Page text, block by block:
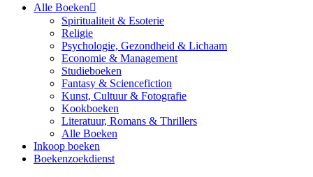
Alle Boeken
Spiritualiteit & Esoterie
Religie
Psychologie, Gezondheid & Lichaam
Economie & Management
Studieboeken
Fantasy & Sciencefiction
Kunst, Cultuur & Fotografie
Kookboeken
Literatuur, Romans & Thrillers
Alle Boeken
Inkoop boeken
Boekenzoekdienst